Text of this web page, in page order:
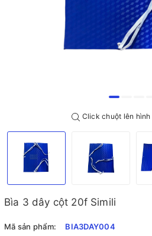
Click chuột lên hình
Bìa 3 dây cột 20f Simili
Mã sản phẩm:
BIA3DAY004